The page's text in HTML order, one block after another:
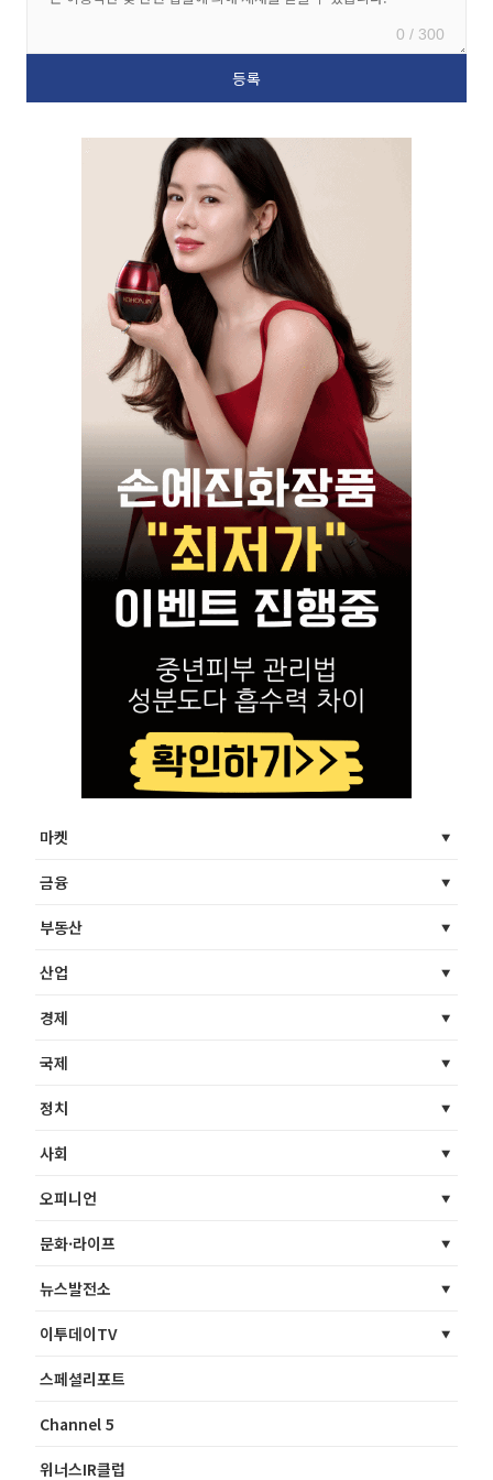
0 / 300
마켓
금융
부동산
산업
경제
국제
정치
사회
오피니언
문화·라이프
뉴스발전소
이투데이TV
스페셜리포트
Channel 5
위너스IR클럽